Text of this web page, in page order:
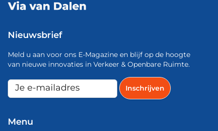
Nieuwsbrief
Meld u aan voor ons E-Magazine en blijf op de hoogte
van nieuwe innovaties in Verkeer & Openbare Ruimte.
Menu